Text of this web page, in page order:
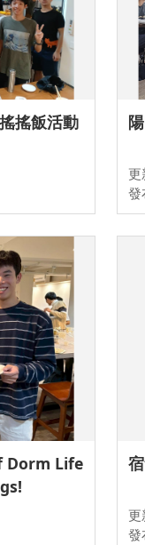
搖飯活動
發
Dorm Life
發